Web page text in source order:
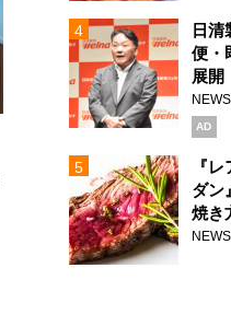
日
便・
展
ブラ
『
ダン
焼き